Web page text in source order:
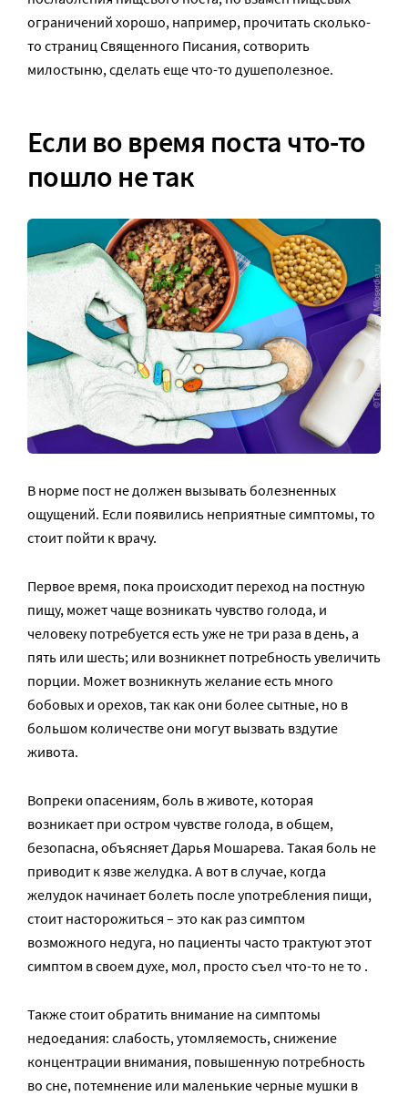
ограничений хорошо, например, прочитать сколько-
то страниц Священного Писания, сотворить
милостыню, сделать еще что-то душеполезное.
Если во время поста что-то
пошло не так
В норме пост не должен вызывать болезненных
ощущений. Если появились неприятные симптомы, то
стоит пойти к врачу.
Первое время, пока происходит переход на постную
пищу, может чаще возникать чувство голода, и
человеку потребуется есть уже не три раза в день, а
пять или шесть; или возникнет потребность увеличить
порции. Может возникнуть желание есть много
бобовых и орехов, так как они более сытные, но в
большом количестве они могут вызвать вздутие
живота.
Вопреки опасениям, боль в животе, которая
возникает при остром чувстве голода, в общем,
безопасна, объясняет Дарья Мошарева. Такая боль не
приводит к язве желудка. А вот в случае, когда
желудок начинает болеть после употребления пищи,
стоит насторожиться – это как раз симптом
возможного недуга, но пациенты часто трактуют этот
симптом в своем духе, мол, просто съел что-то не то .
Также стоит обратить внимание на симптомы
недоедания: слабость, утомляемость, снижение
концентрации внимания, повышенную потребность
во сне, потемнение или маленькие черные мушки в